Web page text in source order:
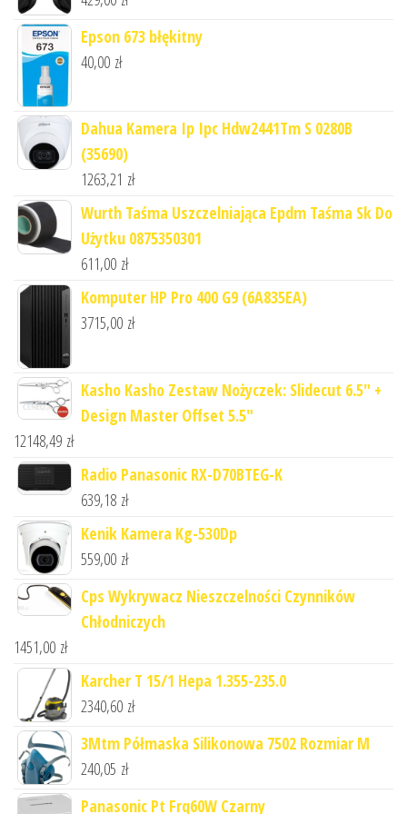
Epson 673 błękitny
40,00 zł
Dahua Kamera Ip Ipc Hdw2441Tm S 0280B
(35690)
1263,21 zł
Wurth Taśma Uszczelniająca Epdm Taśma Sk Do
Użytku 0875350301
611,00 zł
Komputer HP Pro 400 G9 (6A835EA)
3715,00 zł
Kasho Kasho Zestaw Nożyczek: Slidecut 6.5" +
Design Master Offset 5.5"
12148,49 zł
Radio Panasonic RX-D70BTEG-K
639,18 zł
Kenik Kamera Kg-530Dp
559,00 zł
Cps Wykrywacz Nieszczelności Czynników
Chłodniczych
1451,00 zł
Karcher T 15/1 Hepa 1.355-235.0
2340,60 zł
3Mtm Półmaska Silikonowa 7502 Rozmiar M
240,05 zł
Panasonic Pt Frq60W Czarny